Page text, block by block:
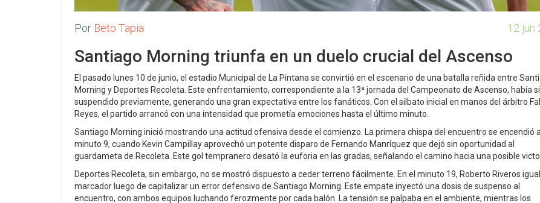
Por Beto Tapia 12 jun
Santiago Morning triunfa en un duelo crucial del Ascenso
El pasado lunes 10 de junio, el estadio Municipal de La Pintana se convirtió en el escenario de una batalla reñida entre
Morning y Deportes Recoleta. Este enfrentamiento, correspondiente a la 13ª jornada del Campeonato de Ascenso, había
suspendido previamente, generando una gran expectativa entre los fanáticos. Con el silbato inicial en manos del árbitro
Reyes, el partido arrancó con una intensidad que prometía emociones hasta el último minuto.
Santiago Morning inició mostrando una actitud ofensiva desde el comienzo. La primera chispa del encuentro se encendió al
minuto 9, cuando Kevin Campillay aprovechó un potente disparo de Fernando Manríquez que dejó sin oportunidad al
guardameta de Recoleta. Este gol tempranero desató la euforia en las gradas, señalando el camino hacia una posible
Deportes Recoleta, sin embargo, no se mostró dispuesto a ceder terreno fácilmente. En el minuto 19, Roberto Riveros
marcador luego de capitalizar un error defensivo de Santiago Morning. Este empate inyectó una dosis de suspenso al
encuentro, con ambos equipos luchando ferozmente por cada balón. La tensión se palpaba en el ambiente, mientras los